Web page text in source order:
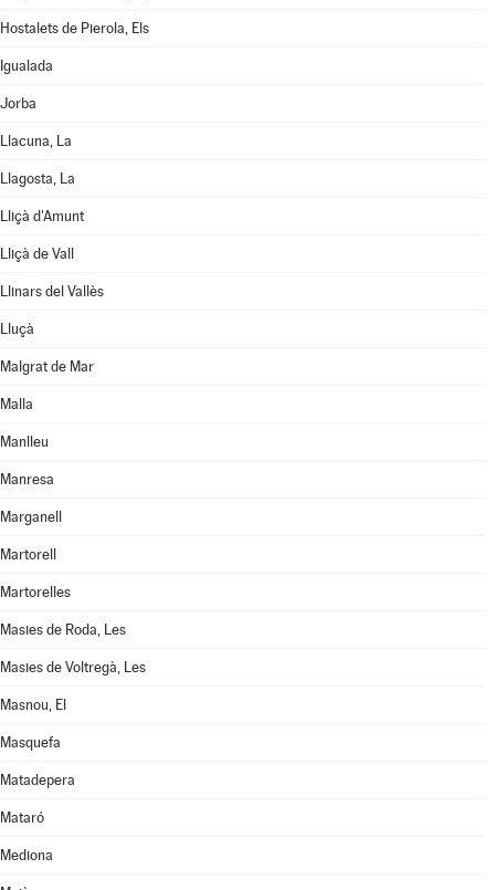
Hostalets de Pierola, Els
Igualada
Jorba
Llacuna, La
Llagosta, La
Lliçà d'Amunt
Lliçà de Vall
Llinars del Vallès
Lluçà
Malgrat de Mar
Malla
Manlleu
Manresa
Marganell
Martorell
Martorelles
Masies de Roda, Les
Masies de Voltregà, Les
Masnou, El
Masquefa
Matadepera
Mataró
Mediona